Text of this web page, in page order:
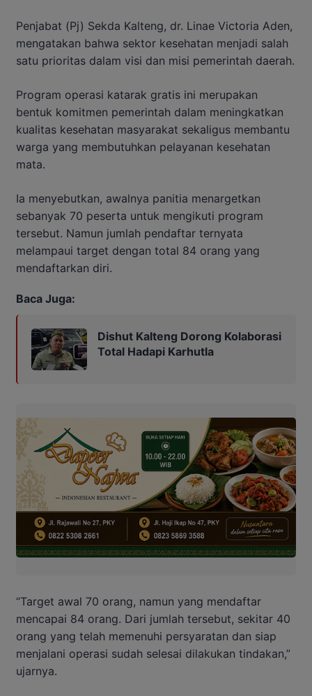
Penjabat (Pj) Sekda Kalteng, dr. Linae Victoria Aden,
mengatakan bahwa sektor kesehatan menjadi salah
satu prioritas dalam visi dan misi pemerintah daerah.
Program operasi katarak gratis ini merupakan
bentuk komitmen pemerintah dalam meningkatkan
kualitas kesehatan masyarakat sekaligus membantu
warga yang membutuhkan pelayanan kesehatan
mata.
Ia menyebutkan, awalnya panitia menargetkan
sebanyak 70 peserta untuk mengikuti program
tersebut. Namun jumlah pendaftar ternyata
melampaui target dengan total 84 orang yang
mendaftarkan diri.
Baca Juga:
Dishut Kalteng Dorong Kolaborasi
Total Hadapi Karhutla
“Target awal 70 orang, namun yang mendaftar
mencapai 84 orang. Dari jumlah tersebut, sekitar 40
orang yang telah memenuhi persyaratan dan siap
menjalani operasi sudah selesai dilakukan tindakan,”
ujarnya.